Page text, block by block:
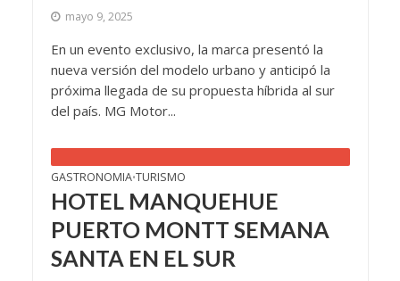
mayo 9, 2025
En un evento exclusivo, la marca presentó la
nueva versión del modelo urbano y anticipó la
próxima llegada de su propuesta híbrida al sur
del país. MG Motor...
GASTRONOMIA•TURISMO
HOTEL MANQUEHUE
PUERTO MONTT SEMANA
SANTA EN EL SUR